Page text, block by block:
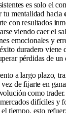
es solo el
tu mentalidad hacia
con resultados
viendo caer el
emocionales y
duradero viene
pérdidas de un
a largo plazo,
de fijarte en
como
difíciles y
tiempo, esto